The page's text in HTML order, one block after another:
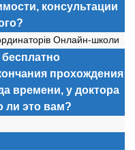
консультации
Онлайн-школи
прохождения
времени, у доктора
ли это вам?